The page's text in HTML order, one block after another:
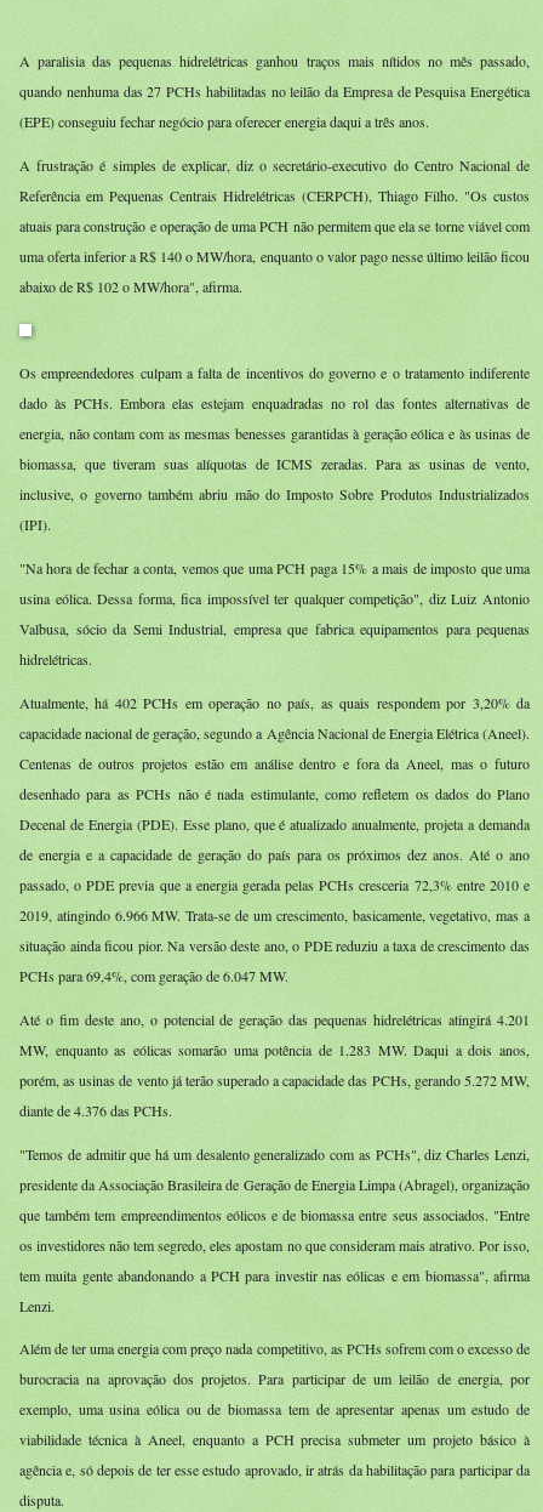
A paralisia das pequenas hidrelétricas ganhou traços mais nítidos no mês passado,
quando nenhuma das 27 PCHs habilitadas no leilão da Empresa de Pesquisa Energética
(EPE) conseguiu fechar negócio para oferecer energia daqui a três anos.
A frustração é simples de explicar, diz o secretário-executivo do Centro Nacional de
Referência em Pequenas Centrais Hidrelétricas (CERPCH), Thiago Filho. "Os custos
atuais para construção e operação de uma PCH não permitem que ela se torne viável com
uma oferta inferior a R$ 140 o MW/hora, enquanto o valor pago nesse último leilão ficou
abaixo de R$ 102 o MW/hora", afirma.
Os empreendedores culpam a falta de incentivos do governo e o tratamento indiferente
dado às PCHs. Embora elas estejam enquadradas no rol das fontes alternativas de
energia, não contam com as mesmas benesses garantidas à geração eólica e às usinas de
biomassa, que tiveram suas alíquotas de ICMS zeradas. Para as usinas de vento,
inclusive, o governo também abriu mão do Imposto Sobre Produtos Industrializados
(IPI).
"Na hora de fechar a conta, vemos que uma PCH paga 15% a mais de imposto que uma
usina eólica. Dessa forma, fica impossível ter qualquer competição", diz Luiz Antonio
Valbusa, sócio da Semi Industrial, empresa que fabrica equipamentos para pequenas
hidrelétricas.
Atualmente, há 402 PCHs em operação no país, as quais respondem por 3,20% da
capacidade nacional de geração, segundo a Agência Nacional de Energia Elétrica (Aneel).
Centenas de outros projetos estão em análise dentro e fora da Aneel, mas o futuro
desenhado para as PCHs não é nada estimulante, como refletem os dados do Plano
Decenal de Energia (PDE). Esse plano, que é atualizado anualmente, projeta a demanda
de energia e a capacidade de geração do país para os próximos dez anos. Até o ano
passado, o PDE previa que a energia gerada pelas PCHs cresceria 72,3% entre 2010 e
2019, atingindo 6.966 MW. Trata-se de um crescimento, basicamente, vegetativo, mas a
situação ainda ficou pior. Na versão deste ano, o PDE reduziu a taxa de crescimento das
PCHs para 69,4%, com geração de 6.047 MW.
Até o fim deste ano, o potencial de geração das pequenas hidrelétricas atingirá 4.201
MW, enquanto as eólicas somarão uma potência de 1.283 MW. Daqui a dois anos,
porém, as usinas de vento já terão superado a capacidade das PCHs, gerando 5.272 MW,
diante de 4.376 das PCHs.
"Temos de admitir que há um desalento generalizado com as PCHs", diz Charles Lenzi,
presidente da Associação Brasileira de Geração de Energia Limpa (Abragel), organização
que também tem empreendimentos eólicos e de biomassa entre seus associados. "Entre
os investidores não tem segredo, eles apostam no que consideram mais atrativo. Por isso,
tem muita gente abandonando a PCH para investir nas eólicas e em biomassa", afirma
Lenzi.
Além de ter uma energia com preço nada competitivo, as PCHs sofrem com o excesso de
burocracia na aprovação dos projetos. Para participar de um leilão de energia, por
exemplo, uma usina eólica ou de biomassa tem de apresentar apenas um estudo de
viabilidade técnica à Aneel, enquanto a PCH precisa submeter um projeto básico à
agência e, só depois de ter esse estudo aprovado, ir atrás da habilitação para participar da
disputa.